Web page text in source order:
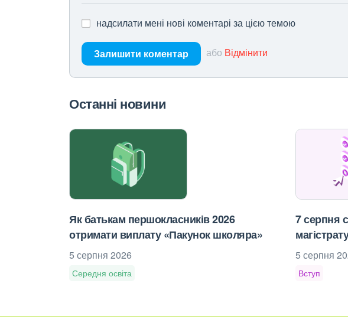
надсилати мені нові коментарі за цією темою
Залишити коментар або Відмінити
Останні новини
Як батькам першокласників 2026
отримати виплату «Пакунок школяра»
5 серпня 2026
Середня освіта
7 серпня
5 серпня
Вступ